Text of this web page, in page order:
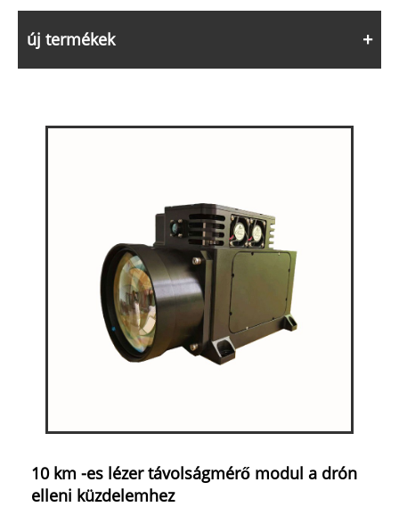
új termékek
10 km -es lézer távolságmérő modul a drón
elleni küzdelemhez